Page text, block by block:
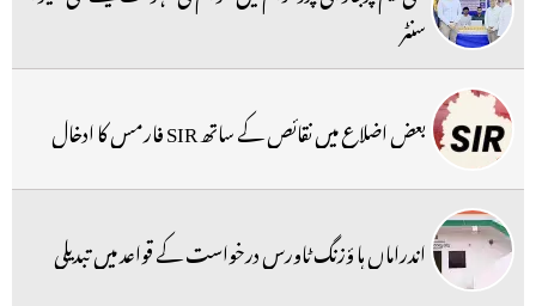
سنٹر
بعض اضلاع میں نقائص کے ساتھ SIR فارمس کا ادخال
اندراماں ہا ؤزنگ ٹاورس درخواست کے قواعد میں تبدیلی